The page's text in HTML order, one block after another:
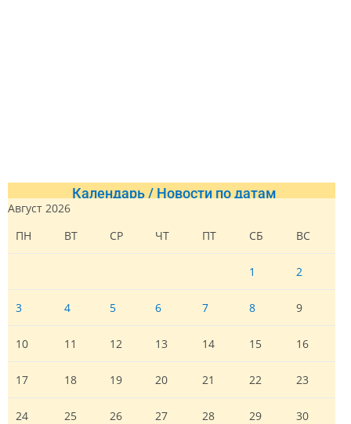
Календарь / Новости по датам
Август 2026
ПН
ВТ СР ЧТ ПТ СБ ВС
1 2
3 4 5 6 7 8 9
10 11 12 13 14 15 16
17 18 19 20 21 22 23
24 25 26 27 28 29 30